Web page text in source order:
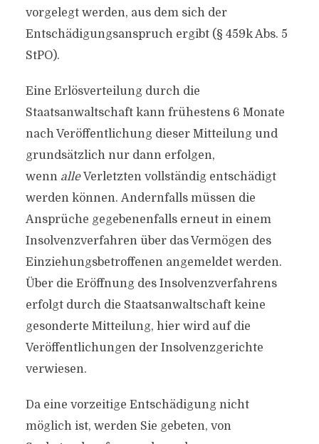
vorgelegt werden, aus dem sich der
Entschädigungsanspruch ergibt (§ 459k Abs. 5
StPO).
Eine Erlösverteilung durch die
Staatsanwaltschaft kann frühestens 6 Monate
nach Veröffentlichung dieser Mitteilung und
grundsätzlich nur dann erfolgen,
wenn alleVerletzten vollständig entschädigt
werden können. Andernfalls müssen die
Ansprüche gegebenenfalls erneut in einem
Insolvenzverfahren über das Vermögen des
Einziehungsbetroffenen angemeldet werden.
Über die Eröffnung des Insolvenzverfahrens
erfolgt durch die Staatsanwaltschaft keine
gesonderte Mitteilung, hier wird auf die
Veröffentlichungen der Insolvenzgerichte
verwiesen.
Da eine vorzeitige Entschädigung nicht
möglich ist, werden Sie gebeten, von